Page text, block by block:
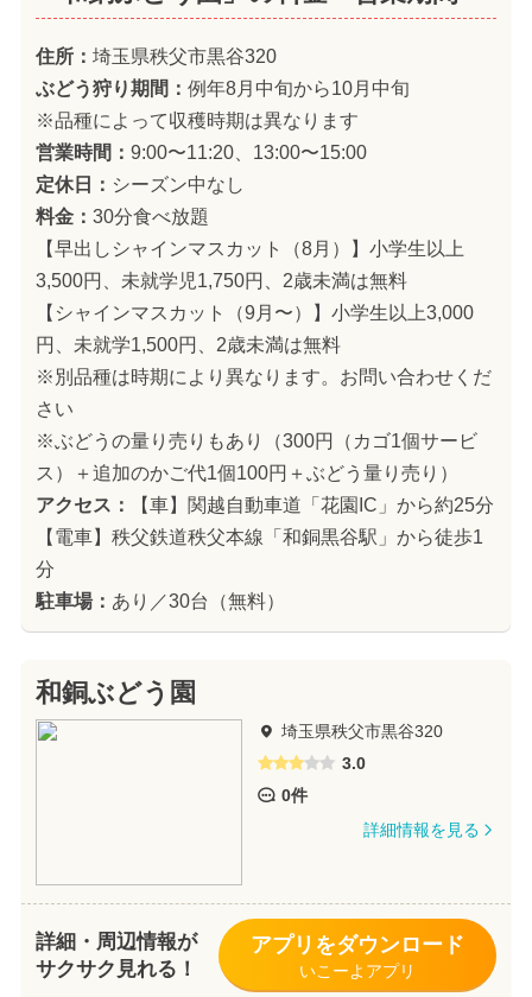
住所： 埼玉県秩父市黒谷320
ぶどう狩り期間： 例年8月中旬から10月中旬
※品種によって収穫時期は異なります
営業時間： 9:00〜11:20、13:00〜15:00
定休日： シーズン中なし
料金： 30分食べ放題
【早出しシャインマスカット（8月）】小学生以上
3,500円、未就学児1,750円、2歳未満は無料
【シャインマスカット（9月〜）】小学生以上3,000
円、未就学1,500円、2歳未満は無料
※別品種は時期により異なります。お問い合わせくだ
さい
※ぶどうの量り売りもあり（300円（カゴ1個サービ
ス）＋追加のかご代1個100円＋ぶどう量り売り）
アクセス：
【車】関越自動車道「花園IC」から約25分
【電車】秩父鉄道秩父本線「和銅黒谷駅」から徒歩1
分
駐車場： あり／30台（無料）
和銅ぶどう園
埼玉県秩父市黒谷320
3.0
0件
詳細情報を見る
詳細・周辺情報が
サクサク見れる！
アプリをダウンロード
いこーよアプリ